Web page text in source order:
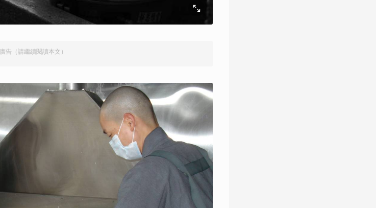
廣告（請繼續閱讀本文）